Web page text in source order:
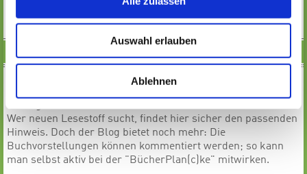
Auswahl erlauben
Ablehnen
Mädchen.
BUCHTIPPS DER MAX-PLANCK-SCHULE
BücherPlan(c)ke"der Max-Planck-Schule
Wer neuen Lesestoff sucht, findet hier sicher den passenden
Hinweis. Doch der Blog bietet noch mehr: Die
Buchvorstellungen können kommentiert werden; so kann
man selbst aktiv bei der "BücherPlan(c)ke" mitwirken.